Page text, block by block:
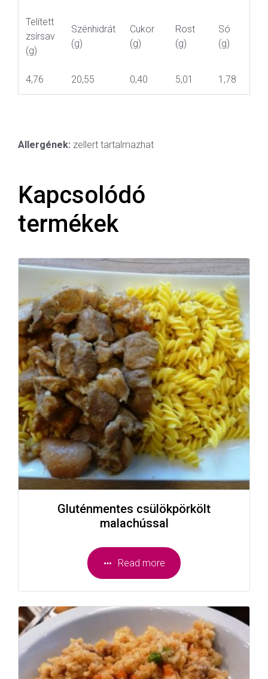
Telített
zsírsav
(g)
Szénhidrát
(g)
Cukor
(g)
Rost
(g)
Só
(g)
4,76 20,55 0,40 5,01 1,78
Allergének: zellert tartalmazhat
Kapcsolódó
termékek
Gluténmentes csülökpörkölt
malachússal
Read more